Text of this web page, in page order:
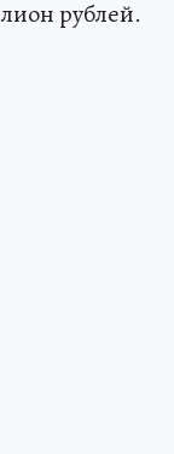
рублей.